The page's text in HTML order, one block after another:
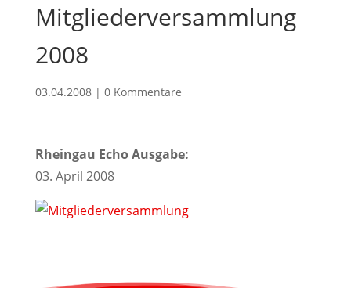
Mitgliederversammlung
2008
03.04.2008| 0 Kommentare
Rheingau Echo Ausgabe:
03. April 2008